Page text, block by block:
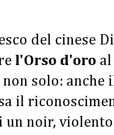
del cinese
l'Orso d'oro
non solo:
il
un noir,